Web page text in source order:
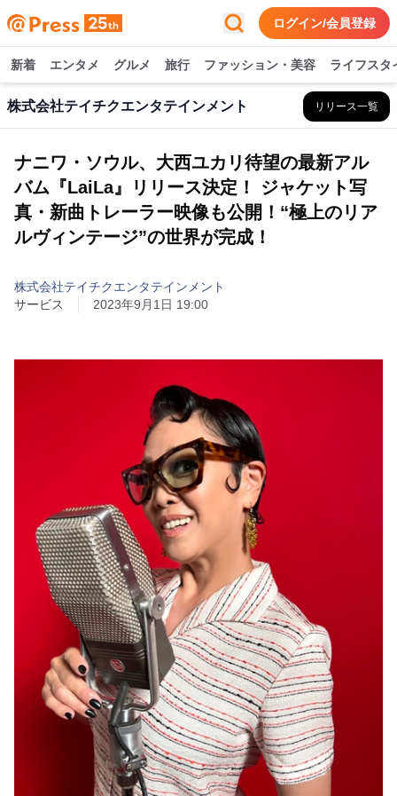
ログイン/会員登録
新着 エンタメ グルメ 旅行 ファッション・美容 ライフスタ
株式会社テイチクエンタテインメント リリース一覧
ナニワ・ソウル、大西ユカリ待望の最新アル
バム『LaiLa』リリース決定！ ジャケット写
真・新曲トレーラー映像も公開！“極上のリア
ルヴィンテージ”の世界が完成！
株式会社テイチクエンタテインメント
サービス
2023年9月1日 19:00